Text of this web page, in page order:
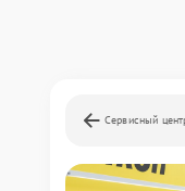
Сервисный